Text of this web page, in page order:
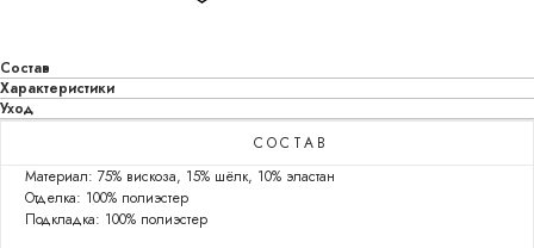
Состав
Характеристики
Уход
СОСТАВ
Материал: 75% вискоза, 15% шёлк, 10% эластан
Отделка: 100% полиэстер
Подкладка: 100% полиэстер